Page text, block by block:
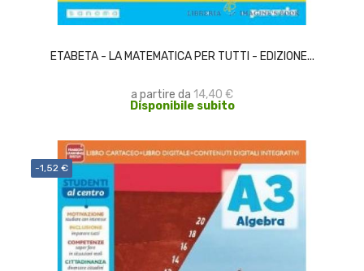
ETABETA - LA MATEMATICA PER TUTTI - EDIZIONE...
a partire da 14,40 €
Disponibile subito
-1,52 €